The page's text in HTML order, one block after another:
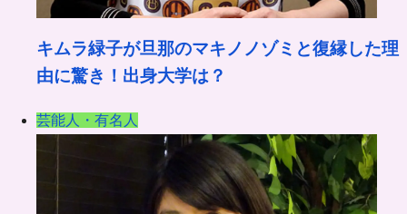
キムラ緑子が旦那のマキノノゾミと復縁した理
由に驚き！出身大学は？
芸能人・有名人